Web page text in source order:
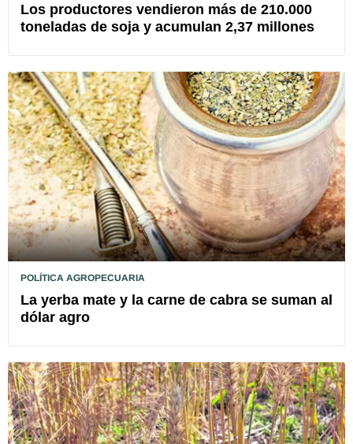
Los productores vendieron más de 210.000
toneladas de soja y acumulan 2,37 millones
POLÍTICA AGROPECUARIA
La yerba mate y la carne de cabra se suman al
dólar agro